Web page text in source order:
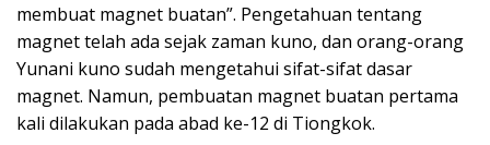
membuat magnet buatan”. Pengetahuan tentang
magnet telah ada sejak zaman kuno, dan orang-orang
Yunani kuno sudah mengetahui sifat-sifat dasar
magnet. Namun, pembuatan magnet buatan pertama
kali dilakukan pada abad ke-12 di Tiongkok.